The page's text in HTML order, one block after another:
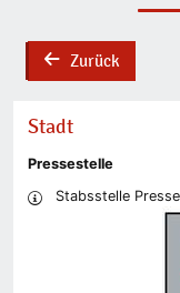
backZurück
Stadt
Pressestelle
Stabsstelle